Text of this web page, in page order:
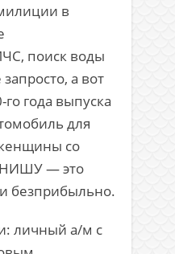
в
поиск воды
а вот
года выпуска
для
со
НИШУ — это
безприбыльно.
личный а/м с